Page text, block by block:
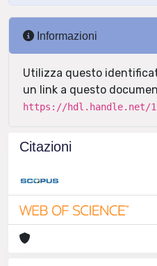
Informazioni
Utilizza questo
un link a questo
https://hdl.handle.net/
Citazioni